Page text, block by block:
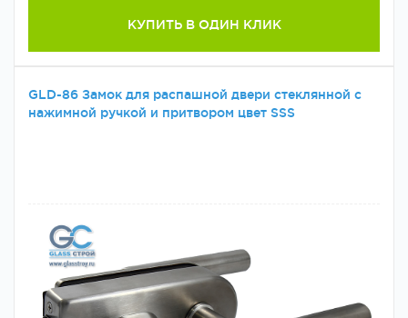
КУПИТЬ В ОДИН КЛИК
GLD-86 Замок для распашной двери стеклянной с
нажимной ручкой и притвором цвет SSS